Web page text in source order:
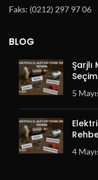
Faks: (0212) 297 97 06
BLOG
5
4